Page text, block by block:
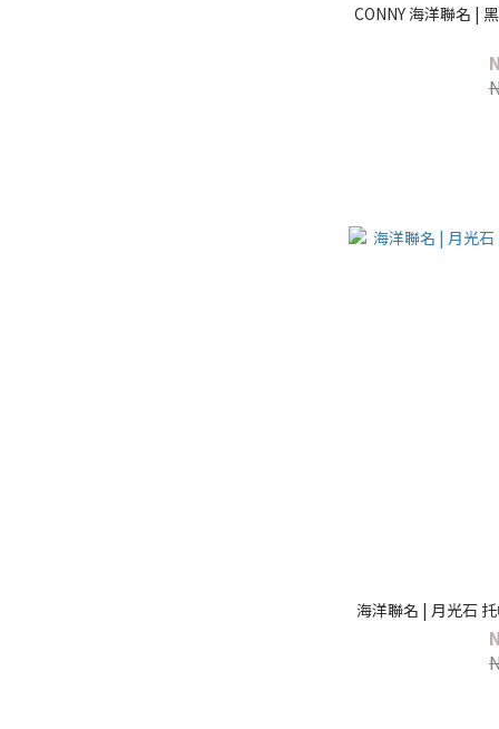
CONNY 海洋聯名 |
海洋聯名 | 月光石